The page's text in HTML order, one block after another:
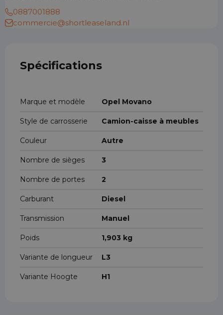
0887001888
commercie@shortleaseland.nl
Spécifications
Marque et modèle Opel Movano
Style de carrosserie Camion-caisse à meubles
Couleur Autre
Nombre de sièges 3
Nombre de portes 2
Carburant Diesel
Transmission Manuel
Poids 1,903 kg
Variante de longueur L3
Variante Hoogte H1